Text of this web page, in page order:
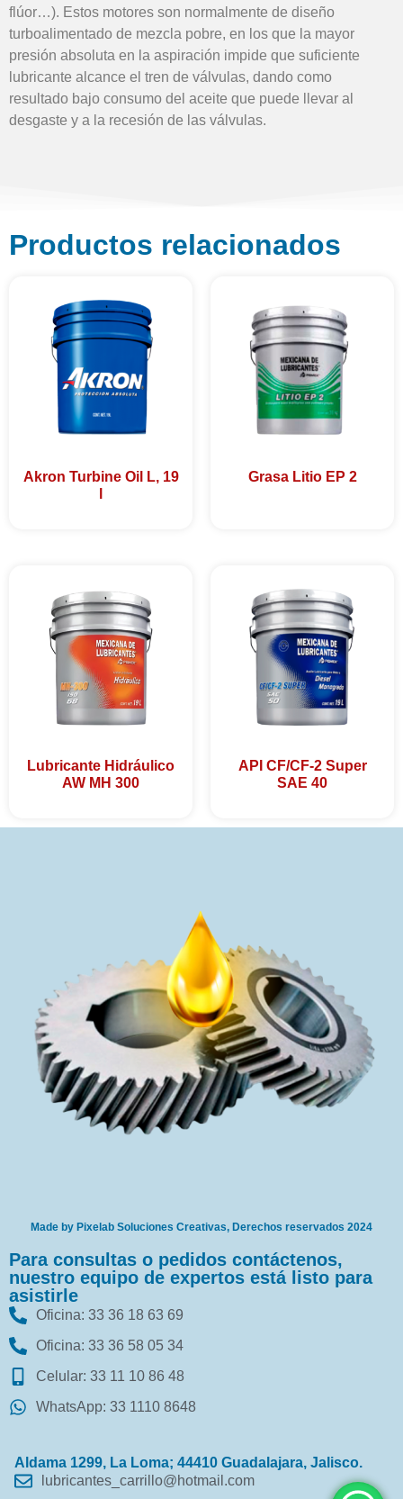
flúor…). Estos motores son normalmente de diseño
turboalimentado de mezcla pobre, en los que la mayor
presión absoluta en la aspiración impide que suficiente
lubricante alcance el tren de válvulas, dando como
resultado bajo consumo del aceite que puede llevar al
desgaste y a la recesión de las válvulas.
Productos relacionados
Akron Turbine Oil L, 19
Grasa Litio EP 2
Lubricante Hidráulico
AW MH 300
API CF/CF-2 Super
SAE 40
Made by Pixelab Soluciones Creativas, Derechos reservados 2024
Para consultas o pedidos contáctenos,
nuestro equipo de expertos está listo para
asistirle
Oficina: 33 36 18 63 69
Oficina: 33 36 58 05 34
Celular: 33 11 10 86 48
WhatsApp: 33 1110 8648
Aldama 1299, La Loma; 44410 Guadalajara, Jalisco.
lubricantes_carrillo@hotmail.com